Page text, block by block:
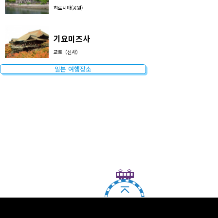
히로시마(공원)
기요미즈사
교토（신사）
일본 여행장소